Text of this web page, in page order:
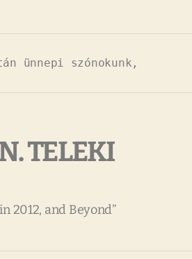
ünnepi szónokunk,
TELEKI
2012, and Beyond”